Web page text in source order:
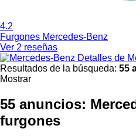
4.2
Furgones Mercedes-Benz
Ver 2 reseñas
Detalles de
Resultados de la búsqueda: 55
Mostrar
55 anuncios:
furgones